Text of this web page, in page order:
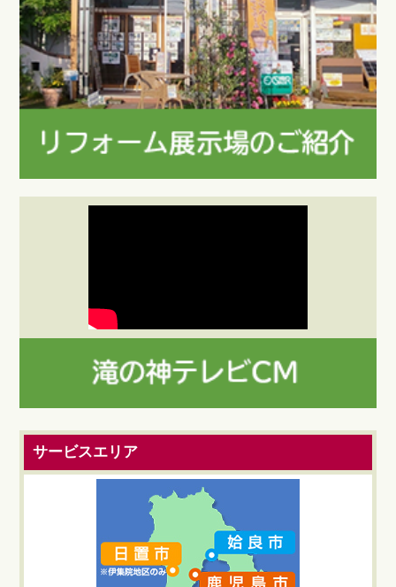
サービスエリア